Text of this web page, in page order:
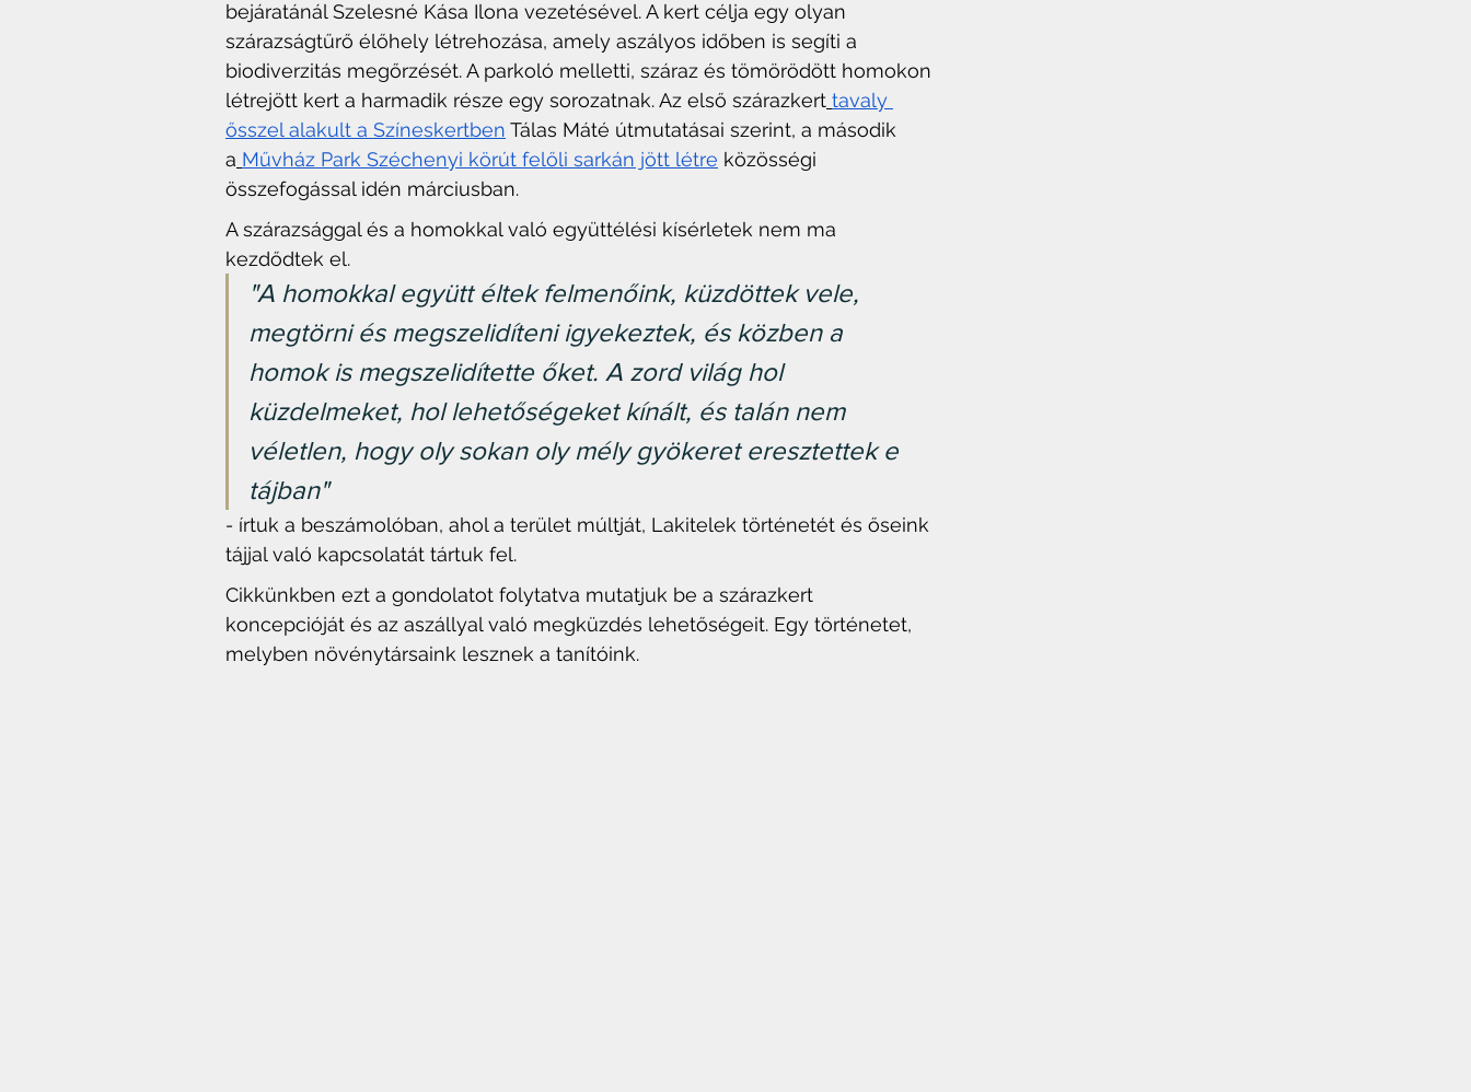
bejáratánál Szelesné Kása Ilona vezetésével. A kert célja egy olyan
szárazságtűrő élőhely létrehozása, amely aszályos időben is segíti a
biodiverzitás megőrzését. A parkoló melletti, száraz és tömörödött homokon
létrejött kert a harmadik része egy sorozatnak. Az első szárazkert tavaly
ősszel alakult a Színeskertben Tálas Máté útmutatásai szerint, a második
a Művház Park Széchenyi körút felőli sarkán jött létre közösségi
összefogással idén márciusban.
A szárazsággal és a homokkal való együttélési kísérletek nem ma
kezdődtek el.
"A homokkal együtt éltek felmenőink, küzdöttek vele,
megtörni és megszelidíteni igyekeztek, és közben a
homok is megszelidítette őket. A zord világ hol
küzdelmeket, hol lehetőségeket kínált, és talán nem
véletlen, hogy oly sokan oly mély gyökeret eresztettek e
tájban"
- írtuk a beszámolóban, ahol a terület múltját, Lakitelek történetét és őseink
tájjal való kapcsolatát tártuk fel.
Cikkünkben ezt a gondolatot folytatva mutatjuk be a szárazkert
koncepcióját és az aszállyal való megküzdés lehetőségeit. Egy történetet,
melyben növénytársaink lesznek a tanítóink.